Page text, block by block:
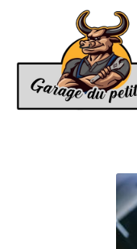
DU
PETIT
PRÉ